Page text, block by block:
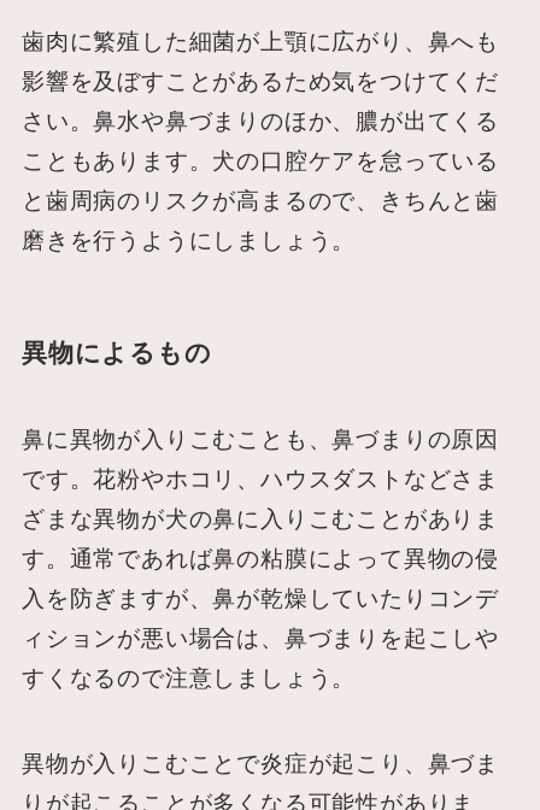
歯肉に繁殖した細菌が上顎に広がり、鼻へも
影響を及ぼすことがあるため気をつけてくだ
さい。鼻水や鼻づまりのほか、膿が出てくる
こともあります。犬の口腔ケアを怠っている
と歯周病のリスクが高まるので、きちんと歯
磨きを行うようにしましょう。
異物によるもの
鼻に異物が入りこむことも、鼻づまりの原因
です。花粉やホコリ、ハウスダストなどさま
ざまな異物が犬の鼻に入りこむことがありま
す。通常であれば鼻の粘膜によって異物の侵
入を防ぎますが、鼻が乾燥していたりコンデ
ィションが悪い場合は、鼻づまりを起こしや
すくなるので注意しましょう。
異物が入りこむことで炎症が起こり、鼻づま
りが起こることが多くなる可能性がありま